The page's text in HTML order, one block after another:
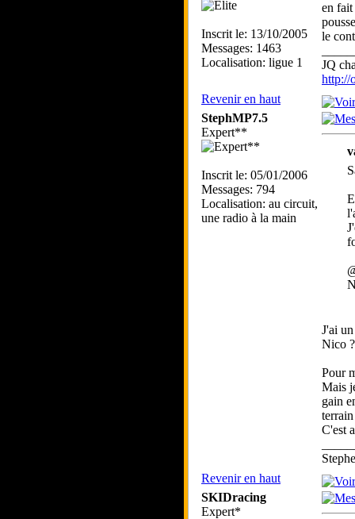
Inscrit le: 13/10/2005
Messages: 1463
Localisation: ligue 1
en fait
le
JQ
http://
Revenir en haut
StephMP7.5
Expert**
Inscrit le: 05/01/2006
Messages: 794
Localisation: au circuit,
une radio à la main
J'ai
Nico ?
Pour
Mais
gain
C'est
Revenir en haut
SKIDracing
Expert*